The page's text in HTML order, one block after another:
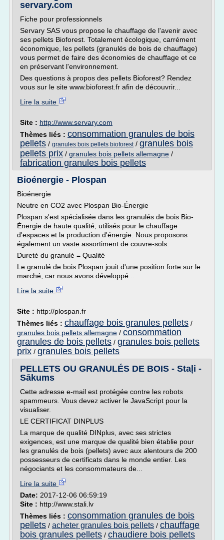
servary.com
Fiche pour professionnels
Servary SAS vous propose le chauffage de l'avenir avec
ses pellets Bioforest. Totalement écologique, carrément
économique, les pellets (granulés de bois de chauffage)
vous permet de faire des économies de chauffage et ce
en préservant l'environnement.
Des questions à propos des pellets Bioforest? Rendez
vous sur le site www.bioforest.fr afin de découvrir...
Lire la suite
Site : http://www.servary.com
Thèmes liés : consommation granules de bois
pellets / granules bois pellets bioforest/ granules bois
pellets prix / granules bois pellets allemagne /
fabrication granules bois pellets
Bioénergie - Plospan
Bioénergie
Neutre en CO2 avec Plospan Bio-Énergie
Plospan s'est spécialisée dans les granulés de bois Bio-
Énergie de haute qualité, utilisés pour le chauffage
d'espaces et la production d'énergie. Nous proposons
également un vaste assortiment de couvre-sols.
Dureté du granulé = Qualité
Le granulé de bois Plospan jouit d'une position forte sur le
marché, car nous avons développé...
Lire la suite
Site : http://plospan.fr
Thèmes liés : chauffage bois granules pellets /
granules bois pellets allemagne / consommation
granules de bois pellets / granules bois pellets
prix / granules bois pellets
PELLETS OU GRANULÉS DE BOIS - Staļi -
Sākums
Cette adresse e-mail est protégée contre les robots
spammeurs. Vous devez activer le JavaScript pour la
visualiser.
LE CERTIFICAT DINPLUS
La marque de qualité DINplus, avec ses strictes
exigences, est une marque de qualité bien établie pour
les granulés de bois (pellets) avec aux alentours de 200
possesseurs de certificats dans le monde entier. Les
négociants et les consommateurs de...
Lire la suite
Date: 2017-12-06 06:59:19
Site : http://www.stali.lv
Thèmes liés : consommation granules de bois
pellets / acheter granules bois pellets / chauffage
bois granules pellets / chaudiere bois pellets